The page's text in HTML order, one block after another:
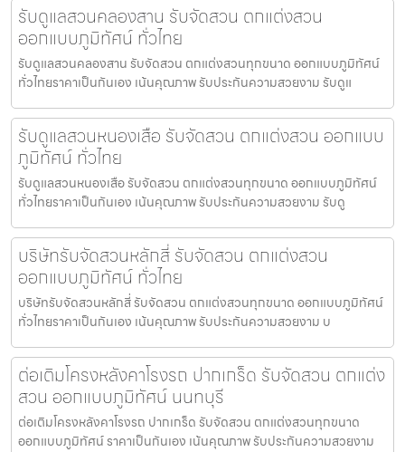
รับดูแลสวนคลองสาน รับจัดสวน ตกแต่งสวน
ออกแบบภูมิทัศน์ ทั่วไทย
รับดูแลสวนคลองสาน รับจัดสวน ตกแต่งสวนทุกขนาด ออกแบบภูมิทัศน์
ทั่วไทยราคาเป็นกันเอง เน้นคุณภาพ รับประกันความสวยงาม รับดูแ
รับดูแลสวนหนองเสือ รับจัดสวน ตกแต่งสวน ออกแบบ
ภูมิทัศน์ ทั่วไทย
รับดูแลสวนหนองเสือ รับจัดสวน ตกแต่งสวนทุกขนาด ออกแบบภูมิทัศน์
ทั่วไทยราคาเป็นกันเอง เน้นคุณภาพ รับประกันความสวยงาม รับดู
บริษัทรับจัดสวนหลักสี่ รับจัดสวน ตกแต่งสวน
ออกแบบภูมิทัศน์ ทั่วไทย
บริษัทรับจัดสวนหลักสี่ รับจัดสวน ตกแต่งสวนทุกขนาด ออกแบบภูมิทัศน์
ทั่วไทยราคาเป็นกันเอง เน้นคุณภาพ รับประกันความสวยงาม บ
ต่อเติมโครงหลังคาโรงรถ ปากเกร็ด รับจัดสวน ตกแต่ง
สวน ออกแบบภูมิทัศน์ นนทบุรี
ต่อเติมโครงหลังคาโรงรถ ปากเกร็ด รับจัดสวน ตกแต่งสวนทุกขนาด
ออกแบบภูมิทัศน์ ราคาเป็นกันเอง เน้นคุณภาพ รับประกันความสวยงาม